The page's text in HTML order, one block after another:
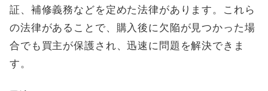
証、補修義務などを定めた法律があります。これら
の法律があることで、購入後に欠陥が見つかった場
合でも買主が保護され、迅速に問題を解決できま
す。